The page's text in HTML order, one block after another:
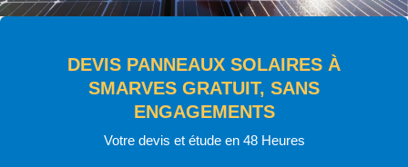
DEVIS PANNEAUX SOLAIRES À
SMARVES GRATUIT, SANS
ENGAGEMENTS
Votre devis et étude en 48 Heures